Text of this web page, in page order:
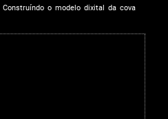
o modelo dixital da cova